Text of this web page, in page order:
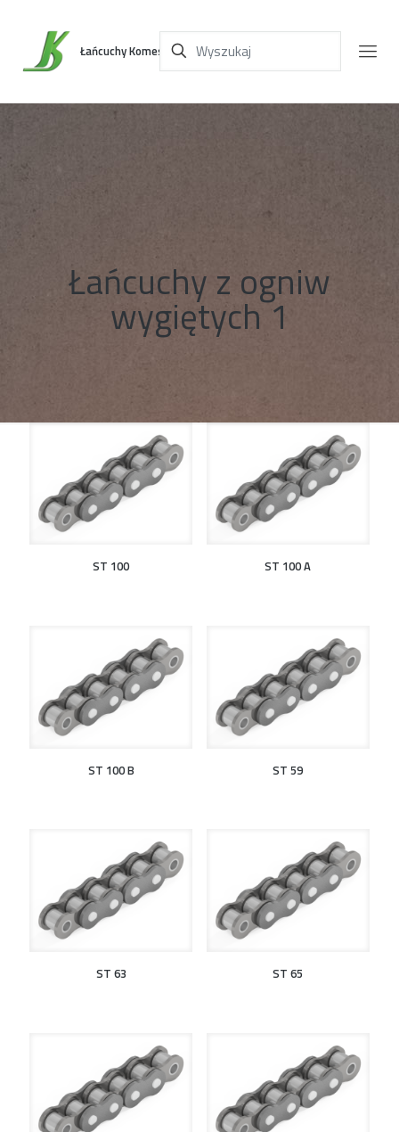
Łańcuchy Komes
Łańcuchy z ogniw
wygiętych 1
ST 100 ST 100 A
ST 100 B ST 59
ST 63 ST 65